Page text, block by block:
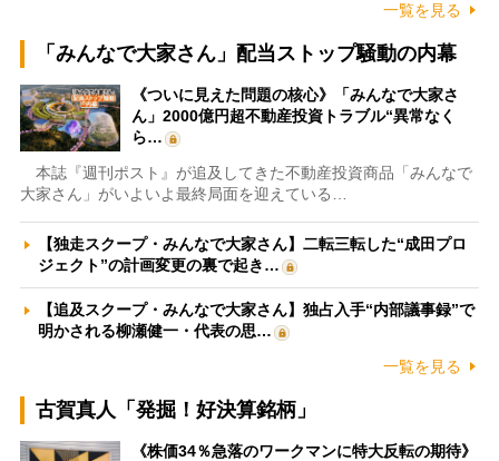
一覧を見る
「みんなで大家さん」配当ストップ騒動の内幕
《ついに見えた問題の核心》「みんなで大家さ
ん」2000億円超不動産投資トラブル“異常なく
ら…
本誌『週刊ポスト』が追及してきた不動産投資商品「みんなで
大家さん」がいよいよ最終局面を迎えている…
【独走スクープ・みんなで大家さん】二転三転した“成田プロ
ジェクト”の計画変更の裏で起き…
【追及スクープ・みんなで大家さん】独占入手“内部議事録”で
明かされる柳瀬健一・代表の思…
一覧を見る
古賀真人「発掘！好決算銘柄」
《株価34％急落のワークマンに特大反転の期待》